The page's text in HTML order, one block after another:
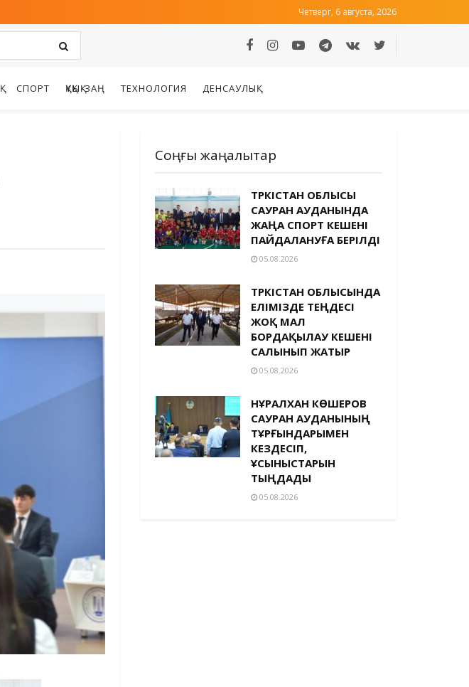
Четверг, 6 августа, 2026
СПОРТ ҚҰҚЫҚ-ЗАҢ ТЕХНОЛОГИЯ ДЕНСАУЛЫҚ
Соңғы жаңалықтар
ТҮРКІСТАН ОБЛЫСЫ
САУРАН АУДАНЫНДА
ЖАҢА СПОРТ КЕШЕНІ
ПАЙДАЛАНУҒА БЕРІЛДІ
05.08.2026
ТҮРКІСТАН ОБЛЫСЫНДА
ЕЛІМІЗДЕ ТЕҢДЕСІ
ЖОҚ МАЛ
БОРДАҚЫЛАУ КЕШЕНІ
САЛЫНЫП ЖАТЫР
05.08.2026
НҰРАЛХАН КӨШЕРОВ
САУРАН АУДАНЫНЫҢ
ТҰРҒЫНДАРЫМЕН
КЕЗДЕСІП,
ҰСЫНЫСТАРЫН
ТЫҢДАДЫ
05.08.2026